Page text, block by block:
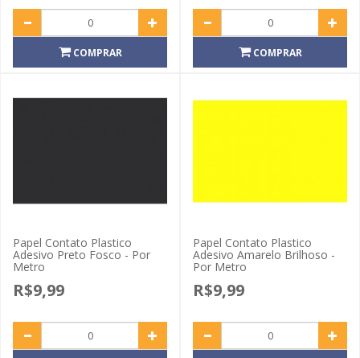
COMPRAR COMPRAR
Papel Contato Plastico
Adesivo Preto Fosco - Por
Metro
R$9,99
Papel Contato Plastico
Adesivo Amarelo Brilhoso -
Por Metro
R$9,99